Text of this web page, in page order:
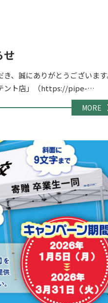
せ
、誠にありがとうございます
ント店」（https://pipe-
MORE